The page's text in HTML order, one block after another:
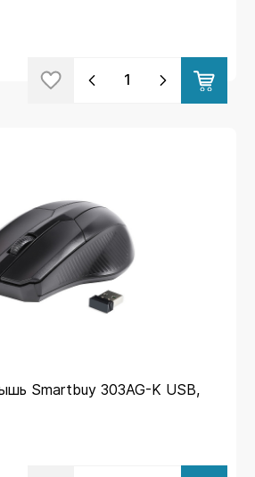
Smartbuy 303AG-K USB,